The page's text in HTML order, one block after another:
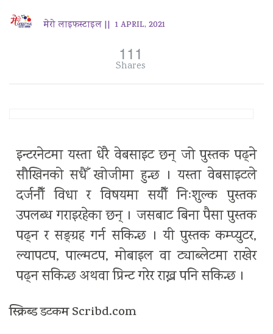
मेरो लाइफस्टाइल || 1 APRIL, 2021
111
Shares
इन्टरनेटमा यस्ता धेरै वेबसाइट छन् जो पुस्तक पढ्ने
सौखिनको सधैँ खोजीमा हुन्छ । यस्ता वेबसाइटले
दर्जनौँ विधा र विषयमा सयौँ निःशुल्क पुस्तक
उपलब्ध गराइरहेका छन् । जसबाट बिना पैसा पुस्तक
पढ्न र सङ्ग्रह गर्न सकिन्छ । यी पुस्तक कम्प्युटर,
ल्यापटप, पाल्मटप, मोबाइल वा ट्याब्लेटमा राखेर
पढ्न सकिन्छ अथवा प्रिन्ट गरेर राख्न पनि सकिन्छ ।
स्क्रिब्ड डटकम Scribd.com